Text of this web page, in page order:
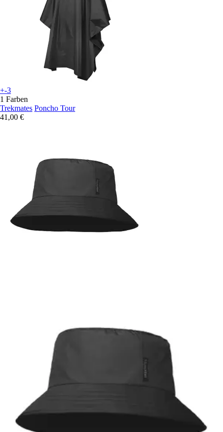
+-3
1 Farben
Trekmates Poncho Tour
41,00 €